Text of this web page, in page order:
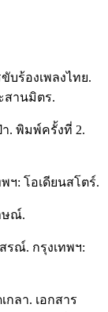
บร้องเพลงไทย.
สานมิตร.
า. พิมพ์ครั้งที่ 2.
ฯ: โอเดียนสโตร์.
ษณ์.
รณ์. กรุงเทพฯ:
ลา. เอกสาร